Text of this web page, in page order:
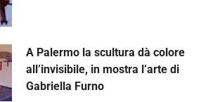
A Palermo la scultura dà colore
all’invisibile, in mostra l’arte di
Gabriella Furno